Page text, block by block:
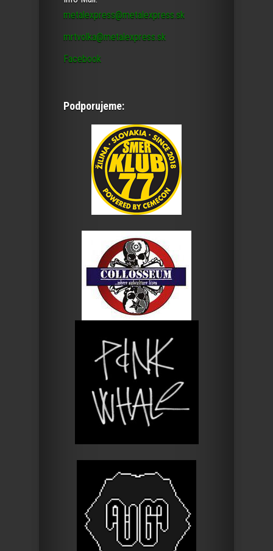
metalexpress@metalexpress.sk
mrtvolka@metalexpress.sk
Facebook
Podporujeme: